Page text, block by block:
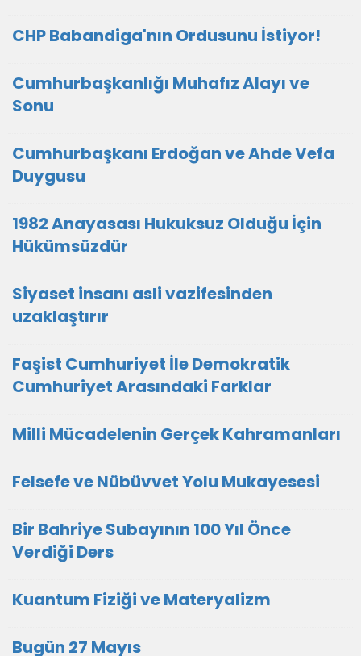
CHP Babandiga'nın Ordusunu İstiyor!
Cumhurbaşkanlığı Muhafız Alayı ve
Sonu
Cumhurbaşkanı Erdoğan ve Ahde Vefa
Duygusu
1982 Anayasası Hukuksuz Olduğu İçin
Hükümsüzdür
Siyaset insanı asli vazifesinden
uzaklaştırır
Faşist Cumhuriyet İle Demokratik
Cumhuriyet Arasındaki Farklar
Milli Mücadelenin Gerçek Kahramanları
Felsefe ve Nübüvvet Yolu Mukayesesi
Bir Bahriye Subayının 100 Yıl Önce
Verdiği Ders
Kuantum Fiziği ve Materyalizm
Bugün 27 Mayıs